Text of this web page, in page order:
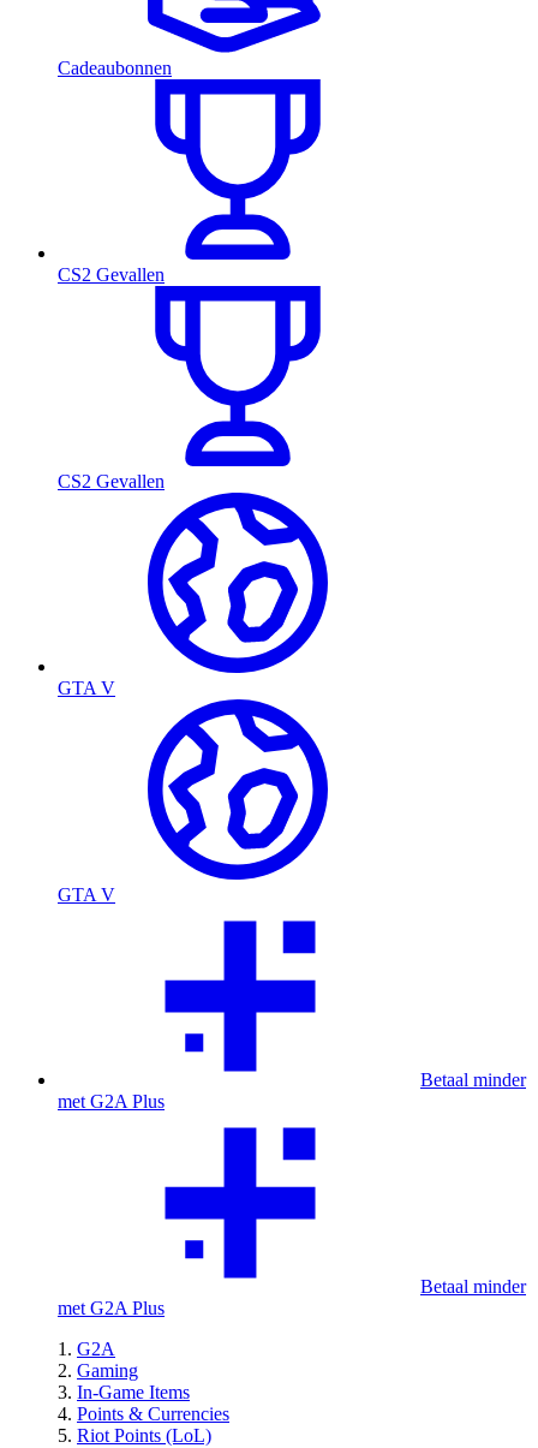
Cadeaubonnen
CS2 Gevallen
CS2 Gevallen
GTA V
GTA V
Betaal minder
met G2A Plus
Betaal minder
met G2A Plus
G2A
Gaming
In-Game Items
Points & Currencies
Riot Points (LoL)